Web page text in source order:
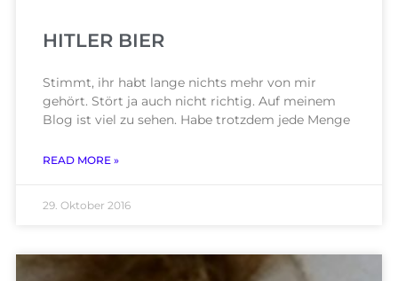
HITLER BIER
Stimmt, ihr habt lange nichts mehr von mir
gehört. Stört ja auch nicht richtig. Auf meinem
Blog ist viel zu sehen. Habe trotzdem jede Menge
READ MORE »
29. Oktober 2016